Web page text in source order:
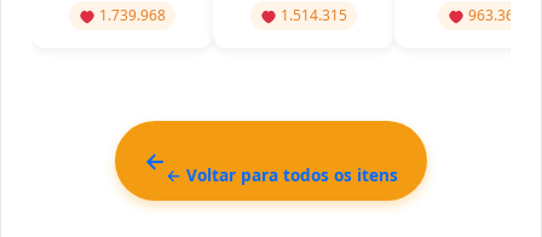
1.739.968 1.514.315 963.367
← Voltar para todos os itens